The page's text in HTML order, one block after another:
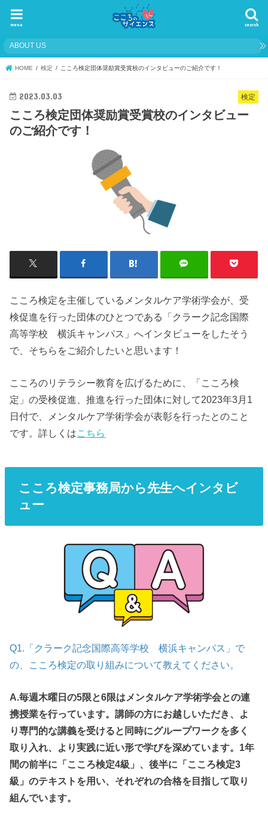
search
menu
ABOUT US
HOME 検定 こころ検定団体奨励賞受賞校のインタビューのご紹介です！
検定
2023.03.03
こころ検定団体奨励賞受賞校のインタビュー
のご紹介です！
こころ検定を主催しているメンタルケア学術学会が、受
検促進を行った団体のひとつである「クラーク記念国際
高等学校 横浜キャンパス」へインタビューをしたそう
で、そちらをご紹介したいと思います！
こころのリテラシー教育を広げるために、「こころ検
定」の受検促進、推進を行った団体に対して2023年3月1
日付で、メンタルケア学術学会が表彰を行ったとのこと
です。詳しくはこちら
こころ検定事務局から先生へインタビ
ュー
Q1.「クラーク記念国際高等学校 横浜キャンパス」で
の、こころ検定の取り組みについて教えてください。
A.毎週木曜日の5限と6限はメンタルケア学術学会との連
携授業を行っています。講師の方にお越しいただき、よ
り専門的な講義を受けると同時にグループワークを多く
取り入れ、より実践に近い形で学びを深めています。1年
間の前半に「こころ検定4級」、後半に「こころ検定3
級」のテキストを用い、それぞれの合格を目指して取り
組んでいます。